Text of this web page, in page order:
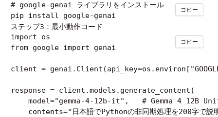
# google-genai ライブラリをインストール
コピー
ステップ3：最小動作コード
import os
from google import genai
client =
response = client.models.generate_content(
model="gemma-4-12b-it",   # Gemma 4 12B
contents="日本語でPythonの非同期処理を200字で説
コピー